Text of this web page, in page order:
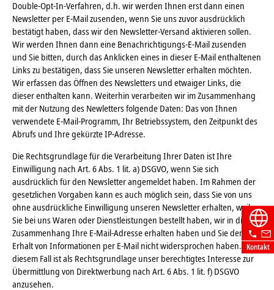
Kontakt
Double-Opt-In-Verfahren, d.h. wir werden Ihnen erst dann einen
Newsletter per E-Mail zusenden, wenn Sie uns zuvor ausdrücklich
bestätigt haben, dass wir den Newsletter-Versand aktivieren sollen.
Wir werden Ihnen dann eine Benachrichtigungs-E-Mail zusenden
und Sie bitten, durch das Anklicken eines in dieser E-Mail enthaltenen
Links zu bestätigen, dass Sie unseren Newsletter erhalten möchten.
Wir erfassen das Öffnen des Newsletters und etwaiger Links, die
dieser enthalten kann. Weiterhin verarbeiten wir im Zusammenhang
mit der Nutzung des Newletters folgende Daten: Das von Ihnen
verwendete E-Mail-Programm, Ihr Betriebssystem, den Zeitpunkt des
Abrufs und Ihre gekürzte IP-Adresse.
Die Rechtsgrundlage für die Verarbeitung Ihrer Daten ist Ihre
Einwilligung nach Art. 6 Abs. 1 lit. a) DSGVO, wenn Sie sich
ausdrücklich für den Newsletter angemeldet haben. Im Rahmen der
gesetzlichen Vorgaben kann es auch möglich sein, dass Sie von uns
ohne ausdrückliche Einwilligung unseren Newsletter erhalten, weil
Sie bei uns Waren oder Dienstleistungen bestellt haben, wir in diesem
Zusammenhang Ihre E-Mail-Adresse erhalten haben und Sie dem
Erhalt von Informationen per E-Mail nicht widersprochen haben. In
diesem Fall ist als Rechtsgrundlage unser berechtigtes Interesse zur
Übermittlung von Direktwerbung nach Art. 6 Abs. 1 lit. f) DSGVO
anzusehen.